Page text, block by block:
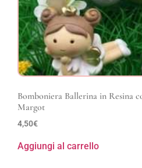
Bomboniera Ballerina in Resina
Margot
4,50€
Aggiungi al carrello